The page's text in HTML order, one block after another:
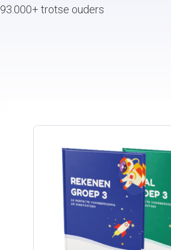
93.000+ trotse ouders